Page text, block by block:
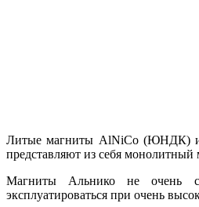
Литые магниты AlNiCo (ЮНДК)
представляют из себя монолитный
Магниты Альнико не очень
эксплуатироваться при очень